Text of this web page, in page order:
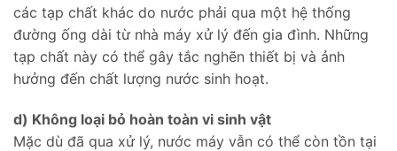
các tạp chất khác do nước phải qua một hệ thống
đường ống dài từ nhà máy xử lý đến gia đình. Những
tạp chất này có thể gây tắc nghẽn thiết bị và ảnh
hưởng đến chất lượng nước sinh hoạt.
d) Không loại bỏ hoàn toàn vi sinh vật
Mặc dù đã qua xử lý, nước máy vẫn có thể còn tồn tại